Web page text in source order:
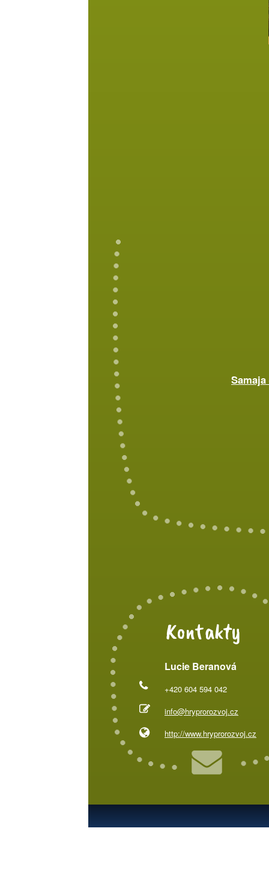
Kontakty
Lucie Beranová
+420 604 594 042
info@hryprorozvoj.cz
http://www.hryprorozvoj.cz